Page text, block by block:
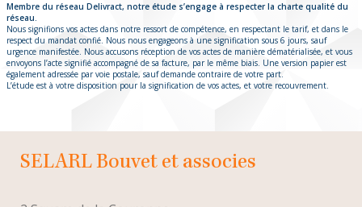
Membre du réseau Delivract, notre étude s’engage à respecter la charte qualité du
réseau.
Nous signifions vos actes dans notre ressort de compétence, en respectant le tarif, et dans le
respect du mandat confié. Nous nous engageons à une signification sous 6 jours, sauf
urgence manifestée. Nous accusons réception de vos actes de manière dématérialisée, et vous
envoyons l’acte signifié accompagné de sa facture, par le même biais. Une version papier est
également adressée par voie postale, sauf demande contraire de votre part.
L’étude est à votre disposition pour la signification de vos actes, et votre recouvrement.
SELARL bouvet et associes